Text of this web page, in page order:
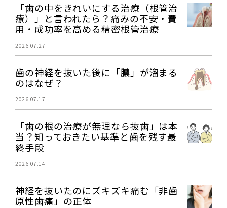
「歯の中をきれいにする治療（根管治
療）」と言われたら？痛みの不安・費
用・成功率を高める精密根管治療
2026.07.27
歯の神経を抜いた後に「膿」が溜まる
のはなぜ？
2026.07.17
「歯の根の治療が無理なら抜歯」は本
当？知っておきたい基準と歯を残す最
終手段
2026.07.14
神経を抜いたのにズキズキ痛む「非歯
原性歯痛」の正体